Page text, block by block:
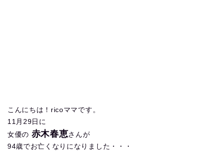
こんにちは！ricoママです。
11月29日に
女優の 赤木春恵さんが
94歳でお亡くなりになりました・・・